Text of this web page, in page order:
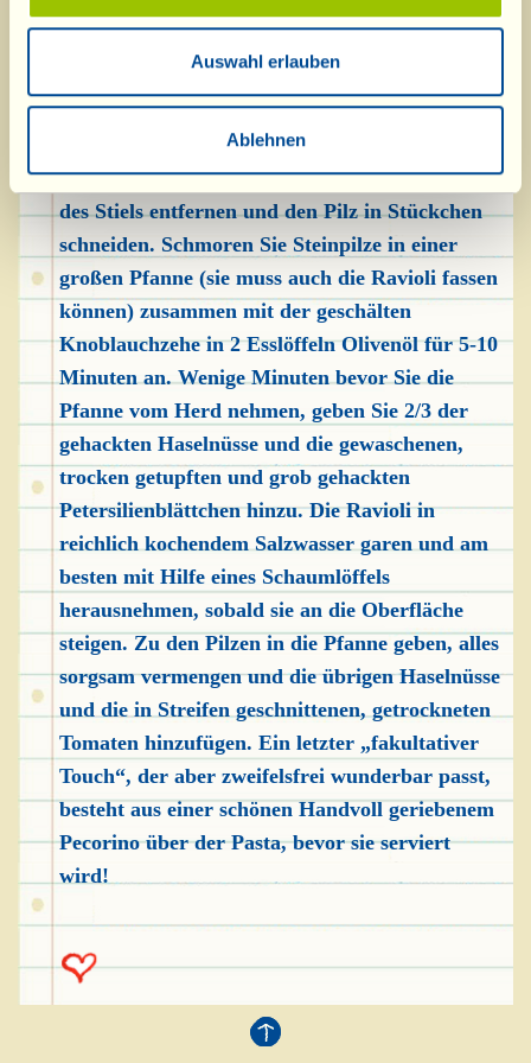
Auswahl erlauben
Ablehnen
gezahnten Teigrädchen und fahren Sie auf diese
Weise fort, bis alle Zutaten aufgebraucht sind.
Eine gute halbe Stunde ruhen lassen.
In der Zwischenzeit die Steinpilze vorsichtig mit
einem feuchten Tuch abreiben, den unteren Teil
des Stiels entfernen und den Pilz in Stückchen
schneiden. Schmoren Sie Steinpilze in einer
großen Pfanne (sie muss auch die Ravioli fassen
können) zusammen mit der geschälten
Knoblauchzehe in 2 Esslöffeln Olivenöl für 5-10
Minuten an. Wenige Minuten bevor Sie die
Pfanne vom Herd nehmen, geben Sie 2/3 der
gehackten Haselnüsse und die gewaschenen,
trocken getupften und grob gehackten
Petersilienblättchen hinzu. Die Ravioli in
reichlich kochendem Salzwasser garen und am
besten mit Hilfe eines Schaumlöffels
herausnehmen, sobald sie an die Oberfläche
steigen. Zu den Pilzen in die Pfanne geben, alles
sorgsam vermengen und die übrigen Haselnüsse
und die in Streifen geschnittenen, getrockneten
Tomaten hinzufügen. Ein letzter „fakultativer
Touch“, der aber zweifelsfrei wunderbar passt,
besteht aus einer schönen Handvoll geriebenem
Pecorino über der Pasta, bevor sie serviert
wird!